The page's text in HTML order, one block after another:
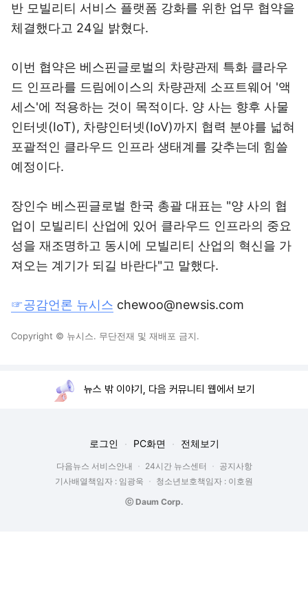
반 모빌리티 서비스 플랫폼 강화를 위한 업무 협약을
체결했다고 24일 밝혔다.
이번 협약은 베스핀글로벌의 차량관제 특화 클라우
드 인프라를 드림에이스의 차량관제 소프트웨어 '액
세스'에 적용하는 것이 목적이다. 양 사는 향후 사물
인터넷(IoT), 차량인터넷(IoV)까지 협력 분야를 넓혀
포괄적인 클라우드 인프라 생태계를 갖추는데 힘쓸
예정이다.
장인수 베스핀글로벌 한국 총괄 대표는 "양 사의 협
업이 모빌리티 산업에 있어 클라우드 인프라의 중요
성을 재조명하고 동시에 모빌리티 산업의 혁신을 가
져오는 계기가 되길 바란다"고 말했다.
☞공감언론 뉴시스 chewoo@newsis.com
Copyright © 뉴시스. 무단전재 및 재배포 금지.
뉴스 밖 이야기, 다음 커뮤니티 웹에서 보기
로그인 PC화면 전체보기
다음뉴스 서비스안내 24시간 뉴스센터
공지사항
기사배열책임자 : 임광욱
청소년보호책임자 : 이호원
ⓒ Daum Corp.